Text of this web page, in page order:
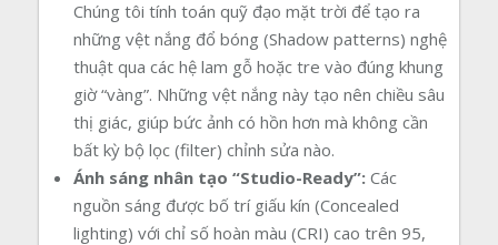
Chúng tôi tính toán quỹ đạo mặt trời để tạo ra
những vệt nắng đổ bóng (Shadow patterns) nghệ
thuật qua các hệ lam gỗ hoặc tre vào đúng khung
giờ “vàng”. Những vệt nắng này tạo nên chiều sâu
thị giác, giúp bức ảnh có hồn hơn mà không cần
bất kỳ bộ lọc (filter) chỉnh sửa nào.
Ánh sáng nhân tạo “Studio-Ready”: Các
nguồn sáng được bố trí giấu kín (Concealed
lighting) với chỉ số hoàn màu (CRI) cao trên 95,